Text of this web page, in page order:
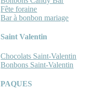
Fête foraine
Bar à bonbon mariage
Saint Valentin
Chocolats Saint-Valentin
Bonbons Saint-Valentin
PAQUES